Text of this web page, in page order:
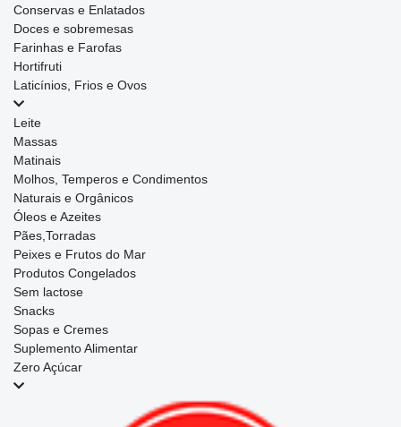
Conservas e Enlatados
Doces e sobremesas
Farinhas e Farofas
Hortifruti
Laticínios, Frios e Ovos
Leite
Massas
Matinais
Molhos, Temperos e Condimentos
Naturais e Orgânicos
Óleos e Azeites
Pães,Torradas
Peixes e Frutos do Mar
Produtos Congelados
Sem lactose
Snacks
Sopas e Cremes
Suplemento Alimentar
Zero Açúcar